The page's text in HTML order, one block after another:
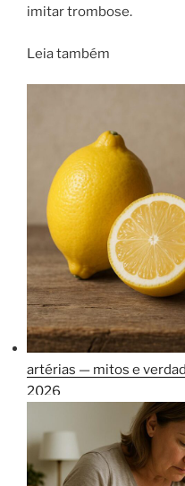
imitar trombose.
Leia também
artérias — mitos e
2026